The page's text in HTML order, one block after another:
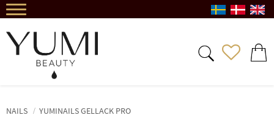
NAILS YUMINAILS GELLACK PRO